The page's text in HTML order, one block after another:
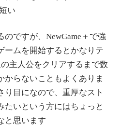
い
のですが、NewGame＋で強
ームを開始するとかなりテ
主人公をクリアするまで数
からないこともよくありま
り目になので、重厚なスト
たいという方にはちょっと
と思います